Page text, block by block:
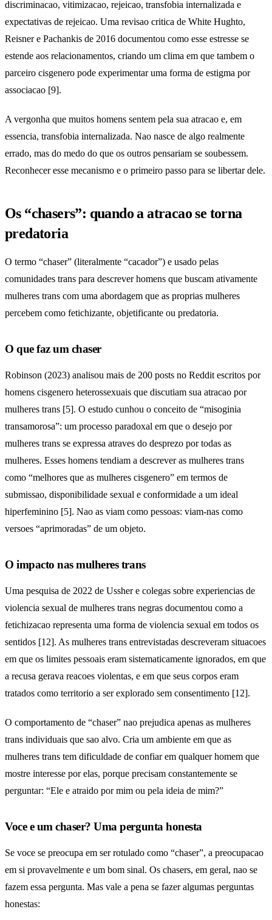
discriminacao, vitimizacao, rejeicao, transfobia internalizada e
expectativas de rejeicao. Uma revisao critica de White Hughto,
Reisner e Pachankis de 2016 documentou como esse estresse se
estende aos relacionamentos, criando um clima em que tambem o
parceiro cisgenero pode experimentar uma forma de estigma por
associacao [9].
A vergonha que muitos homens sentem pela sua atracao e, em
essencia, transfobia internalizada. Nao nasce de algo realmente
errado, mas do medo do que os outros pensariam se soubessem.
Reconhecer esse mecanismo e o primeiro passo para se libertar dele.
Os “chasers”: quando a atracao se torna
predatoria
O termo “chaser” (literalmente “cacador”) e usado pelas
comunidades trans para descrever homens que buscam ativamente
mulheres trans com uma abordagem que as proprias mulheres
percebem como fetichizante, objetificante ou predatoria.
O que faz um chaser
Robinson (2023) analisou mais de 200 posts no Reddit escritos por
homens cisgenero heterossexuais que discutiam sua atracao por
mulheres trans [5]. O estudo cunhou o conceito de “misoginia
transamorosa”: um processo paradoxal em que o desejo por
mulheres trans se expressa atraves do desprezo por todas as
mulheres. Esses homens tendiam a descrever as mulheres trans
como “melhores que as mulheres cisgenero” em termos de
submissao, disponibilidade sexual e conformidade a um ideal
hiperfeminino [5]. Nao as viam como pessoas: viam-nas como
versoes “aprimoradas” de um objeto.
O impacto nas mulheres trans
Uma pesquisa de 2022 de Ussher e colegas sobre experiencias de
violencia sexual de mulheres trans negras documentou como a
fetichizacao representa uma forma de violencia sexual em todos os
sentidos [12]. As mulheres trans entrevistadas descreveram situacoes
em que os limites pessoais eram sistematicamente ignorados, em que
a recusa gerava reacoes violentas, e em que seus corpos eram
tratados como territorio a ser explorado sem consentimento [12].
O comportamento de “chaser” nao prejudica apenas as mulheres
trans individuais que sao alvo. Cria um ambiente em que as
mulheres trans tem dificuldade de confiar em qualquer homem que
mostre interesse por elas, porque precisam constantemente se
perguntar: “Ele e atraido por mim ou pela ideia de mim?”
Voce e um chaser? Uma pergunta honesta
Se voce se preocupa em ser rotulado como “chaser”, a preocupacao
em si provavelmente e um bom sinal. Os chasers, em geral, nao se
fazem essa pergunta. Mas vale a pena se fazer algumas perguntas
honestas: